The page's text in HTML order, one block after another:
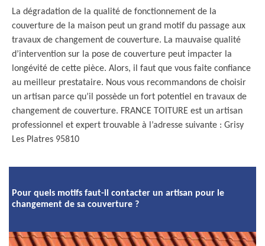
La dégradation de la qualité de fonctionnement de la
couverture de la maison peut un grand motif du passage aux
travaux de changement de couverture. La mauvaise qualité
d’intervention sur la pose de couverture peut impacter la
longévité de cette pièce. Alors, il faut que vous faite confiance
au meilleur prestataire. Nous vous recommandons de choisir
un artisan parce qu’il possède un fort potentiel en travaux de
changement de couverture. FRANCE TOITURE est un artisan
professionnel et expert trouvable à l’adresse suivante : Grisy
Les Platres 95810
Pour quels motifs faut-il contacter un artisan pour le
changement de sa couverture ?